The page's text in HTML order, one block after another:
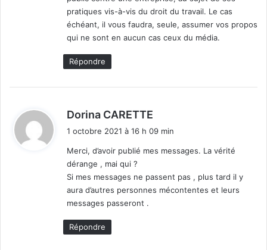
pratiques vis-à-vis du droit du travail. Le cas
échéant, il vous faudra, seule, assumer vos propos
qui ne sont en aucun cas ceux du média.
Répondre
Dorina CARETTE
1 octobre 2021 à 16 h 09 min
Merci, d’avoir publié mes messages. La vérité
dérange , mai qui ?
Si mes messages ne passent pas , plus tard il y
aura d’autres personnes mécontentes et leurs
messages passeront .
Répondre